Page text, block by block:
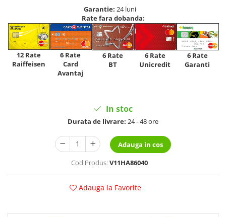
Garantie: 24 luni
Rate fara dobanda:
12 Rate
Raiffeisen
6 Rate
Card
Avantaj
6 Rate
BT
6 Rate
Unicredit
6 Rate
Garanti
In stoc
Durata de livrare: 24 - 48 ore
Adauga in cos
Cod Produs: V11HA86040
Adauga la Favorite